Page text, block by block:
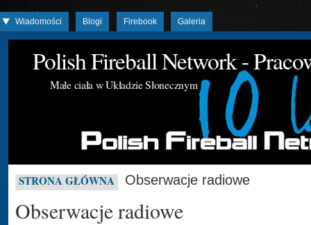
Wiadomości Blogi Firebook Galeria
Polish Fireball Network -
Małe ciała w Układzie Słonecznym
STRONA GŁÓWNA Obserwacje radiowe
Obserwacje radiowe